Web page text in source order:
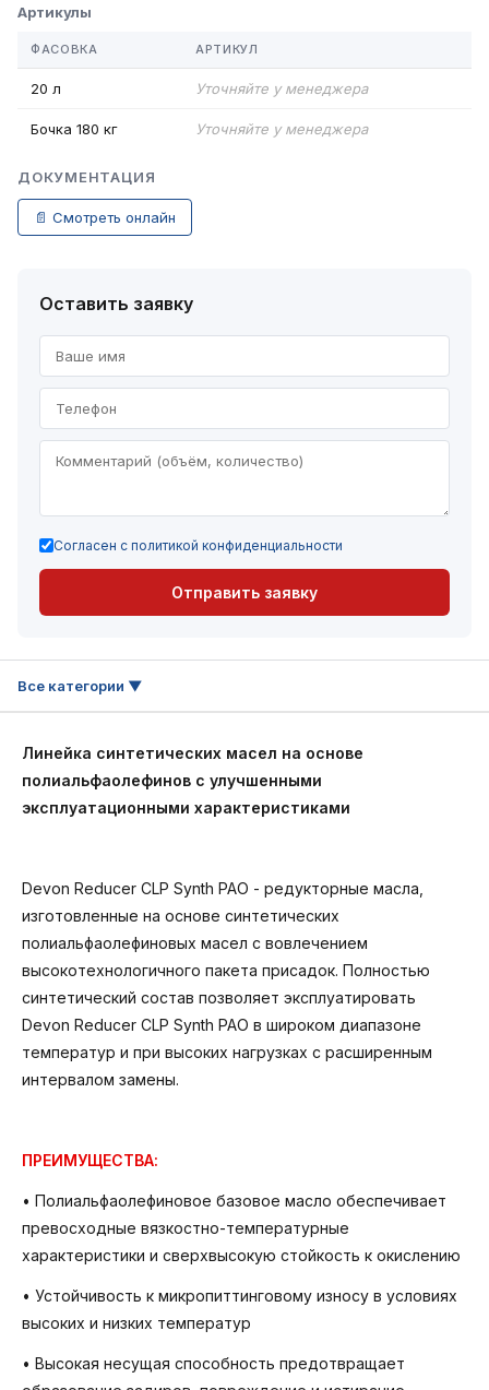
Артикулы
ФАСОВКА АРТИКУЛ
20 л Уточняйте у менеджера
Бочка 180 кг Уточняйте у менеджера
ДОКУМЕНТАЦИЯ
📄 Смотреть онлайн
Оставить заявку
Согласен с политикой конфиденциальности
Отправить заявку
Линейка cинтетических масел на основе
полиальфаолефинов c улучшенными
эксплуатационными характеристиками
Devon Reducer CLP Synth PAO - редукторные масла,
изготовленные на основе синтетических
полиальфаолефиновых масел с вовлечением
высокотехнологичного пакета присадок. Полностью
синтетический состав позволяет эксплуатировать
Devon Reducer CLP Synth PAO в широком диапазоне
температур и при высоких нагрузках с расширенным
интервалом замены.
ПРЕИМУЩЕСТВА:
• Полиальфаолефиновое базовое масло обеспечивает
превосходные вязкостно-температурные
характеристики и сверхвысокую стойкость к окислению
• Устойчивость к микропиттинговому износу в условиях
высоких и низких температур
• Высокая несущая способность предотвращает